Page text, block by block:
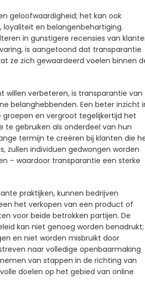
geloofwaardigheid; het kan ook
en belangenbehartiging.
in gunstigere recensies van
is aangetoond dat transparantie
ze zich gewaardeerd voelen binnen
verbeteren, is transparantie van
belanghebbenden. Een beter inzicht
en vergroot tegelijkertijd het
gebruiken als onderdeel van hun
termijn te creëren bij klanten die
zullen individuen gedwongen worden
– waardoor transparantie een sterke
praktijken, kunnen bedrijven
het verkopen van een product of
voor beide betrokken partijen. De
kan niet genoeg worden benadrukt;
en niet worden misbruikt door
naar volledige openbaarmaking
van stappen in de richting van
doelen op het gebied van online